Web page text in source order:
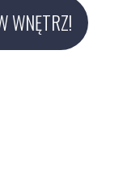
WNĘTRZ!